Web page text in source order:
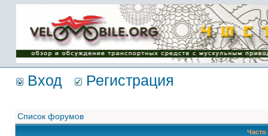
Имя пользователя:
Пароль:
{ LOG_ME_IN_SHORT
}
Вход Регистрация
Список форумов